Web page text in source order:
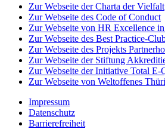
Zur Webseite der Charta der Vielfalt
Zur Webseite des Code of Conduct
Zur Webseite von HR Excellence
Zur Webseite des Best Practice-
Zur Webseite des Projekts
Zur Webseite der Stiftung
Zur Webseite der Initiative Total E-
Zur Webseite von Weltoffenes
Impressum
Datenschutz
Barrierefreiheit